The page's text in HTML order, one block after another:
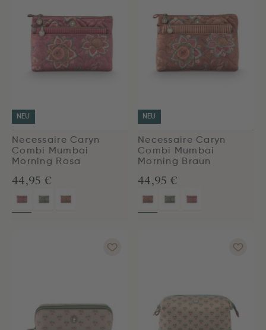
NEU
Necessaire Caryn
Combi Mumbai
Morning Rosa
44,95 €
NEU
Necessaire Caryn
Combi Mumbai
Morning Braun
44,95 €